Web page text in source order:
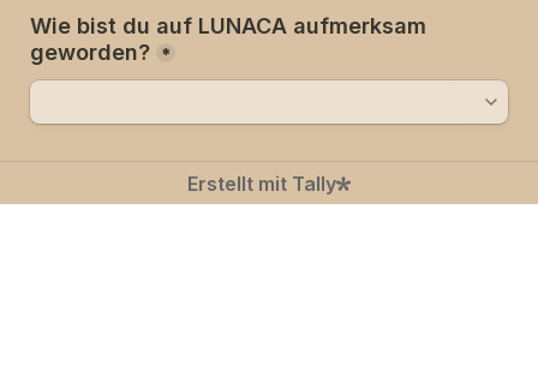
Wie bist du auf LUNACA aufmerksam
geworden? *
Erstellt mit Tally